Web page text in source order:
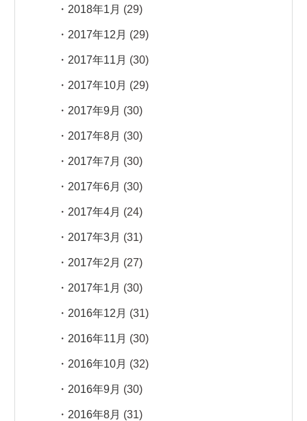
2018年1月 (29)
2017年12月 (29)
2017年11月 (30)
2017年10月 (29)
2017年9月 (30)
2017年8月 (30)
2017年7月 (30)
2017年6月 (30)
2017年4月 (24)
2017年3月 (31)
2017年2月 (27)
2017年1月 (30)
2016年12月 (31)
2016年11月 (30)
2016年10月 (32)
2016年9月 (30)
2016年8月 (31)